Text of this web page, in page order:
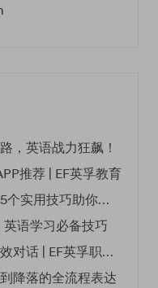
，英语战力狂飙！
推荐 | EF英孚教育
普通打工人如何高效学英语？5个实用技巧助你突破职场瓶颈
语学习必备技巧
职场沟通秘籍：如何与领导高效对话 | EF英孚职场指南
降落的全流程表达